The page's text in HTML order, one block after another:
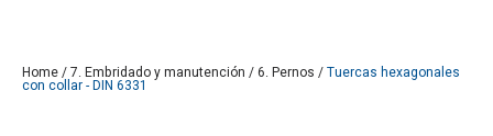
Home/7. Embridado y manutención /6. Pernos /Tuercas hexagonales
con collar - DIN 6331